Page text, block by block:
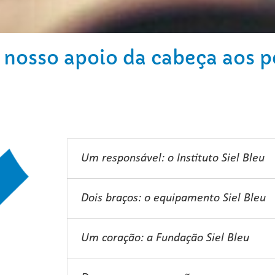
nosso apoio da cabeça aos
Um responsável: o Instituto Siel Bleu
Dois braços: o equipamento Siel Bleu
Um coração: a Fundação Siel Bleu